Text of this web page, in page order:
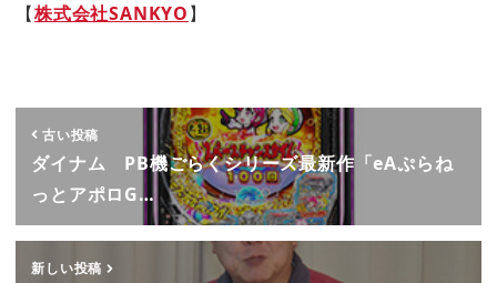
【株式会社SANKYO】
古い投稿
ダイナム PB機ごらくシリーズ最新作「eAぷらね
っとアポロG…
新しい投稿